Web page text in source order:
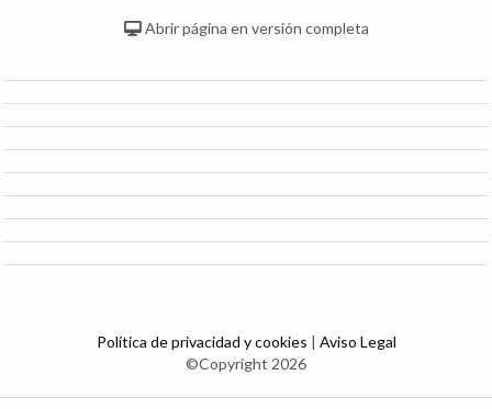
Abrir página en versión completa
Política de privacidad y cookies | Aviso Legal
©Copyright 2026